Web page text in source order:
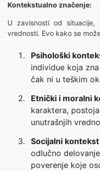
Kontekstualno značenje:
U zavisnosti od situacije,
vrednosti. Evo kako se
Psihološki
individue koja
čak ni u teškim
Etnički i moralni
karaktera,
unutrašnjih
Socijalni kontekst
odlučno
poverenje koje